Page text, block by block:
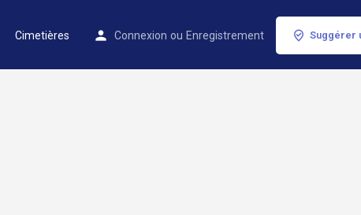
Cimetières Connexion ou Enregistrement Suggérer